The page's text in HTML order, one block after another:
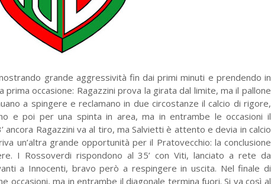
grande aggressività fin dai primi minuti e prendendo in
prima occasione: Ragazzini prova la girata dal limite, ma il pallone
a spingere e reclamano in due circostanze il calcio di rigore,
e poi per una spinta in area, ma in entrambe le occasioni il
ancora Ragazzini va al tiro, ma Salvietti è attento e devia in calcio
un’altra grande opportunità per il Pratovecchio: la conclusione
I Rossoverdi rispondono al 35’ con Viti, lanciato a rete da
a Innocenti, bravo però a respingere in uscita. Nel finale di
occasioni, ma in entrambe il diagonale termina fuori. Si va così al